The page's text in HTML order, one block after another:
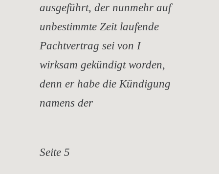
ausgeführt, der nunmehr auf
unbestimmte Zeit laufende
Pachtvertrag sei von I
wirksam gekündigt worden,
denn er habe die Kündigung
namens der
Seite 5